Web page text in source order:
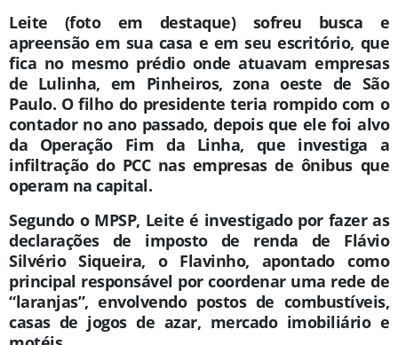
Leite (foto em destaque) sofreu busca e
apreensão em sua casa e em seu escritório, que
fica no mesmo prédio onde atuavam empresas
de Lulinha, em Pinheiros, zona oeste de São
Paulo. O filho do presidente teria rompido com o
contador no ano passado, depois que ele foi alvo
da Operação Fim da Linha, que investiga a
infiltração do PCC nas empresas de ônibus que
operam na capital.
Segundo o MPSP, Leite é investigado por fazer as
declarações de imposto de renda de Flávio
Silvério Siqueira, o Flavinho, apontado como
principal responsável por coordenar uma rede de
“laranjas”, envolvendo postos de combustíveis,
casas de jogos de azar, mercado imobiliário e